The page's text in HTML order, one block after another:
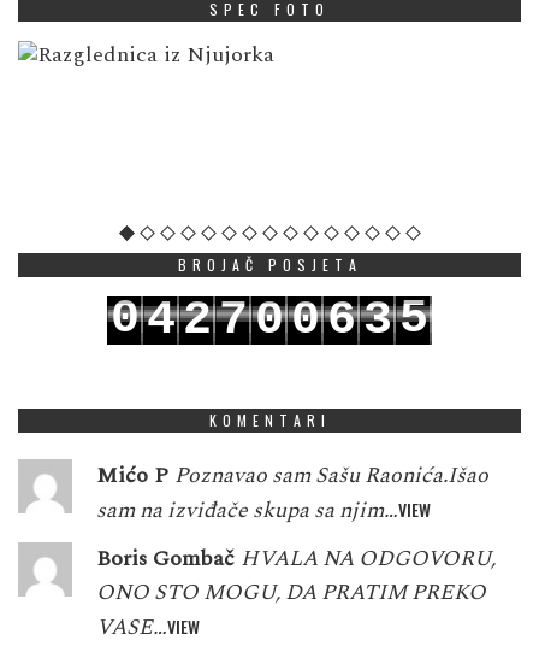
SPEC FOTO
BROJAČ POSJETA
042700635
KOMENTARI
Mićo P Poznavao sam Sašu Raonića.Išao
sam na izviđače skupa sa njim…VIEW
Boris Gombač HVALA NA ODGOVORU,
ONO STO MOGU, DA PRATIM PREKO
VASE…VIEW